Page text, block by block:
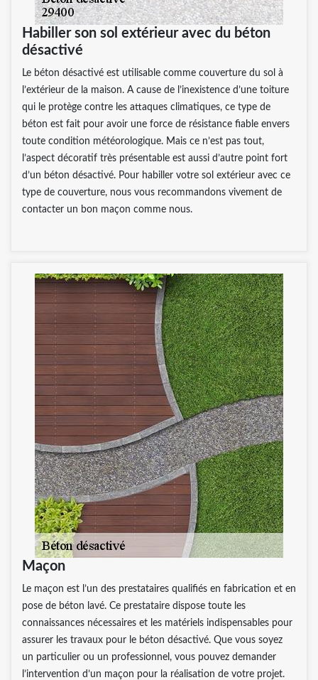
Habiller son sol extérieur avec du béton
désactivé
Le béton désactivé est utilisable comme couverture du sol à
l’extérieur de la maison. A cause de l’inexistence d’une toiture
qui le protège contre les attaques climatiques, ce type de
béton est fait pour avoir une force de résistance fiable envers
toute condition météorologique. Mais ce n’est pas tout,
l’aspect décoratif très présentable est aussi d’autre point fort
d’un béton désactivé. Pour habiller votre sol extérieur avec ce
type de couverture, nous vous recommandons vivement de
contacter un bon maçon comme nous.
Maçon
Le maçon est l’un des prestataires qualifiés en fabrication et en
pose de béton lavé. Ce prestataire dispose toute les
connaissances nécessaires et les matériels indispensables pour
assurer les travaux pour le béton désactivé. Que vous soyez
un particulier ou un professionnel, vous pouvez demander
l’intervention d’un maçon pour la réalisation de votre projet.